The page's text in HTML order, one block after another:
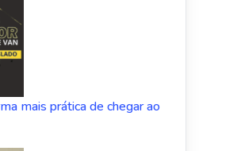
mais prática de chegar ao